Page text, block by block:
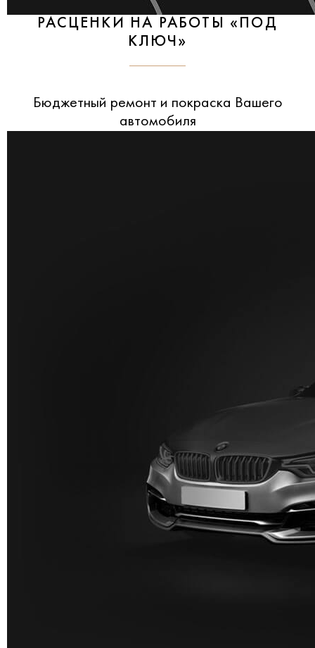
РАСЦЕНКИ НА РАБОТЫ «ПОД
КЛЮЧ»
Бюджетный ремонт и покраска Вашего
автомобиля